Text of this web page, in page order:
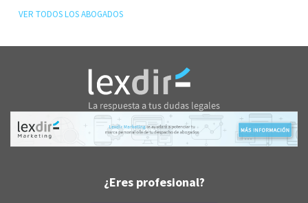
VER TODOS LOS ABOGADOS
¿Eres profesional?